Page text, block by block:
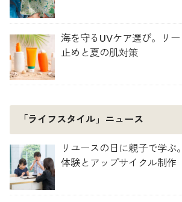
海を守るUVケア選び。リ
止めと夏の肌対策
「ライフスタイル」ニュース
リユースの日に親子で学ぶ
体験とアップサイクル制作